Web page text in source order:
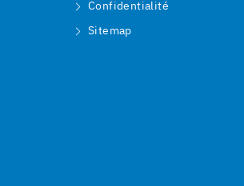
Confidentialité
Sitemap